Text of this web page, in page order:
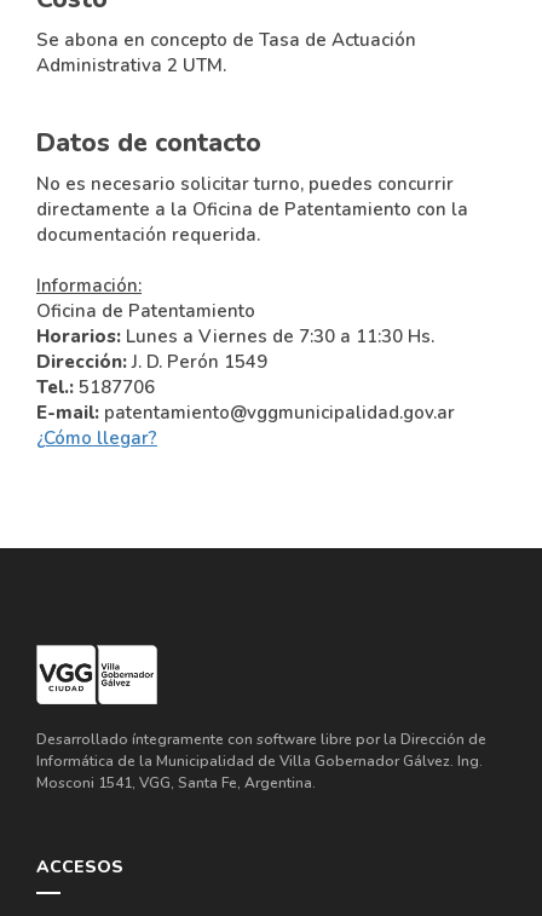
Se abona en concepto de Tasa de Actuación
Administrativa 2 UTM.
Datos de contacto
No es necesario solicitar turno, puedes concurrir
directamente a la Oficina de Patentamiento con la
documentación requerida.
Información:
Oficina de Patentamiento
Horarios: Lunes a Viernes de 7:30 a 11:30 Hs.
Dirección:J. D. Perón 1549
Tel.: 5187706
E-mail: patentamiento@vggmunicipalidad.gov.ar
¿Cómo llegar?
Desarrollado íntegramente con software libre por la Dirección de
Informática de la Municipalidad de Villa Gobernador Gálvez. Ing.
Mosconi 1541, VGG, Santa Fe, Argentina.
ACCESOS